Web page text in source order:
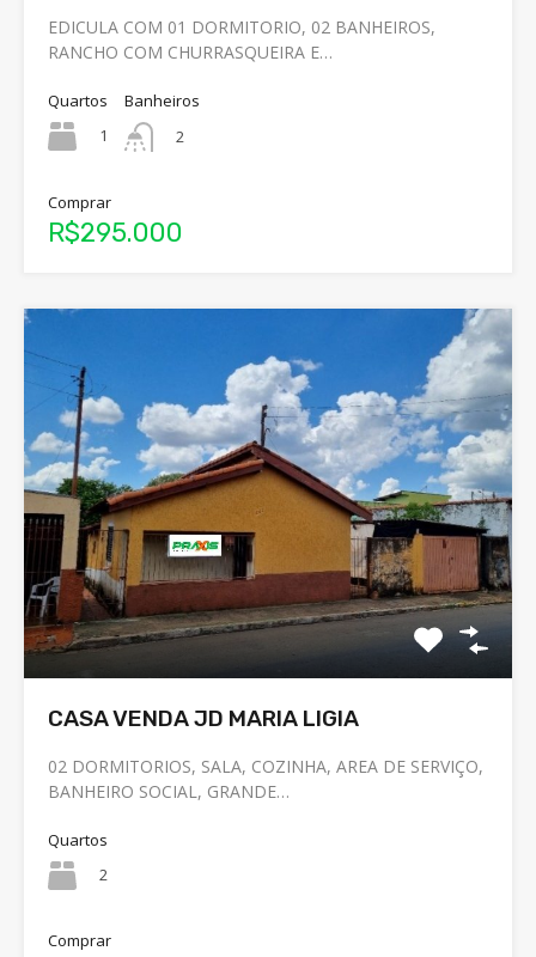
EDICULA COM 01 DORMITORIO, 02 BANHEIROS,
RANCHO COM CHURRASQUEIRA E…
Quartos
1
Banheiros
2
Comprar
R$295.000
CASA VENDA JD MARIA LIGIA
02 DORMITORIOS, SALA, COZINHA, AREA DE SERVIÇO,
BANHEIRO SOCIAL, GRANDE…
Quartos
2
Comprar